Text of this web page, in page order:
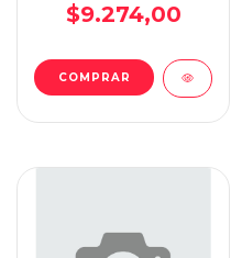
$9.274,00
COMPRAR